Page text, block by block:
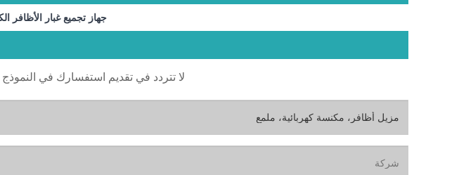
جهاز تجميع غبار الأظافر
لا تتردد في تقديم استفسارك في النموذج